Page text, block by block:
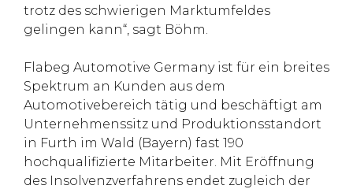
trotz des schwierigen Marktumfeldes
gelingen kann“, sagt Böhm.
Flabeg Automotive Germany ist für ein breites
Spektrum an Kunden aus dem
Automotivebereich tätig und beschäftigt am
Unternehmenssitz und Produktionsstandort
in Furth im Wald (Bayern) fast 190
hochqualifizierte Mitarbeiter. Mit Eröffnung
des Insolvenzverfahrens endet zugleich der